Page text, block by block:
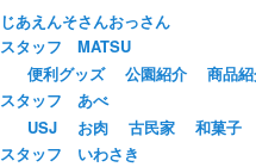
じあえんそさんおっさん
スタッフ MATSU
便利グッズ
公園紹介 商品
スタッフ あべ
USJ
お肉 古民家
和菓子
スタッフ いわさき